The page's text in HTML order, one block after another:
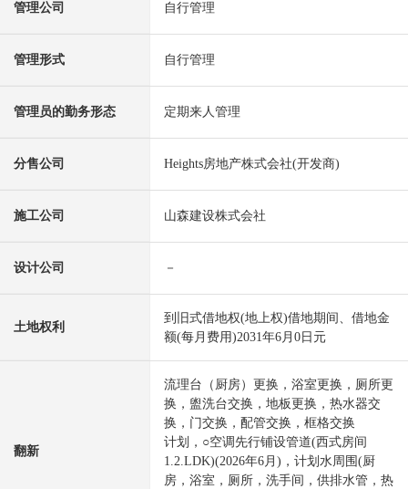
管理公司 自行管理
管理形式 自行管理
管理员的勤务形态 定期来人管理
分售公司 Heights房地产株式会社(开发商)
施工公司 山森建设株式会社
设计公司 －
土地权利
到旧式借地权(地上权)借地期间、借地金
额(每月费用)2031年6月0日元
翻新
流理台（厨房）更换，浴室更换，厕所更
换，盥洗台交换，地板更换，热水器交
换，门交换，配管交换，框格交换
计划，○空调先行铺设管道(西式房间
1.2.LDK)(2026年6月)，计划水周围(厨
房，浴室，厕所，洗手间，供排水管，热